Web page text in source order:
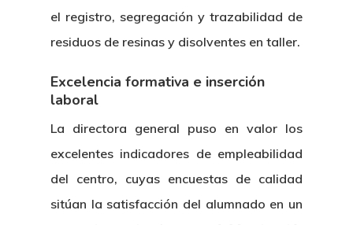
el registro, segregación y trazabilidad de
residuos de resinas y disolventes en taller.
Excelencia formativa e inserción
laboral
La directora general puso en valor los
excelentes indicadores de empleabilidad
del centro, cuyas encuestas de calidad
sitúan la satisfacción del alumnado en un